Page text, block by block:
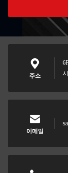
주소
이메일